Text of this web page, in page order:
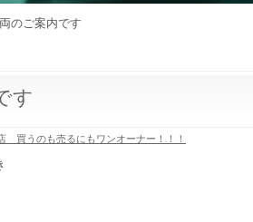
のご案内です
す
買うのも売るにもワンオーナー！！！